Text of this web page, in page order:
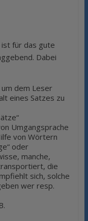
für das gute
Dabei
um dem Leser
eines Satzes zu
Umgangsprache
von Wörtern
oder
manche,
die
sich, solche
wer resp.